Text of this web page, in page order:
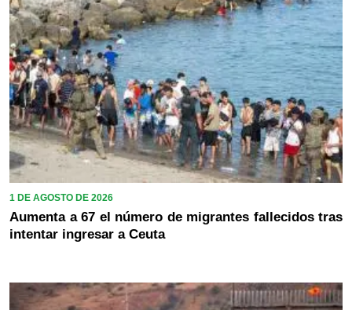
1 DE AGOSTO DE 2026
Aumenta a 67 el número de migrantes fallecidos tras
intentar ingresar a Ceuta